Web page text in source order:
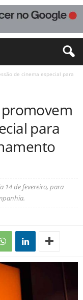
de cinema especial para
para
14 de fevereiro, para